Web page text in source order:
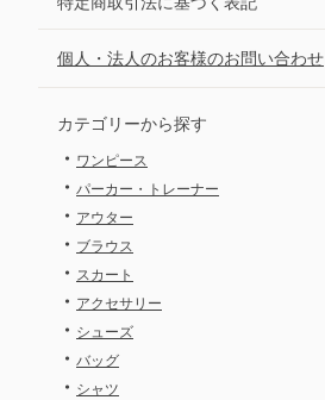
個人・法人のお客様のお問い合わせ
カテゴリーから探す
・ ワンピース
・ パーカー・トレーナー
・ アウター
・ ブラウス
・ スカート
・ アクセサリー
・ シューズ
・ バッグ
・ シャツ